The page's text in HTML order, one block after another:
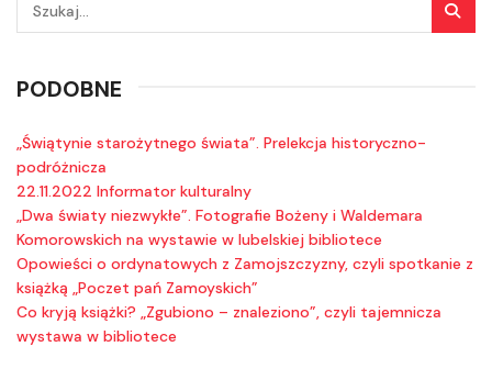
PODOBNE
„Świątynie starożytnego świata”. Prelekcja historyczno-
podróżnicza
22.11.2022 Informator kulturalny
„Dwa światy niezwykłe”. Fotografie Bożeny i Waldemara
Komorowskich na wystawie w lubelskiej bibliotece
Opowieści o ordynatowych z Zamojszczyzny, czyli spotkanie z
książką „Poczet pań Zamoyskich”
Co kryją książki? „Zgubiono – znaleziono”, czyli tajemnicza
wystawa w bibliotece